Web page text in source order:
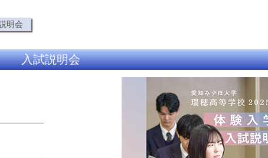
明会
入試説明会